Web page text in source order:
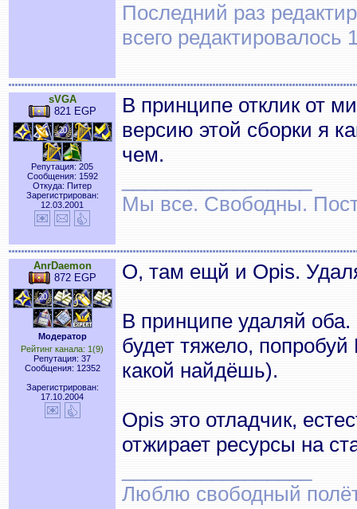
Последний раз
всего редактировалось
sVGA
821 EGP
Репутация: 205
Сообщения: 1592
Откуда: Питер
Зарегистрирован:
12.03.2001
В принципе отклик от
версию этой сборки я
чем.
Мы все. Свободны.
AnrDaemon
872 EGP
Модератор
Рейтинг канала: 1(9)
Репутация: 37
Сообщения: 12352
Зарегистрирован:
17.10.2004
О, там ещй и Opis.
В принципе удаляй
будет тяжело,
какой найдёшь).
Opis это отладчик,
отжирает ресурсы на
Люблю свободный